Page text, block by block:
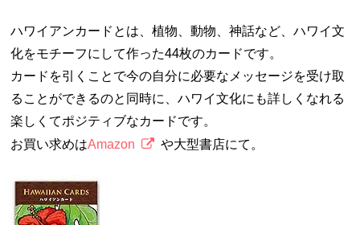
ハワイアンカードとは、植物、動物、神話など、ハワイ文
化をモチーフにして作った44枚のカードです。
カードを引くことで今の自分に必要なメッセージを受け取
ることができるのと同時に、ハワイ文化にも詳しくなれる
楽しくてポジティブなカードです。
お買い求めはAmazon や大型書店にて。